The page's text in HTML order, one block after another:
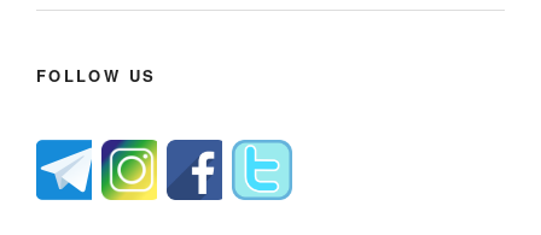
FOLLOW US